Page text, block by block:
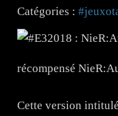
Catégories :
récompensé
Cette version